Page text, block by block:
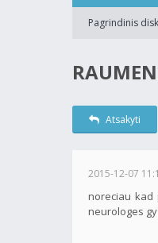
Pagrindinis
Atsakyti
2015-12-07
noreciau kad
neurologes